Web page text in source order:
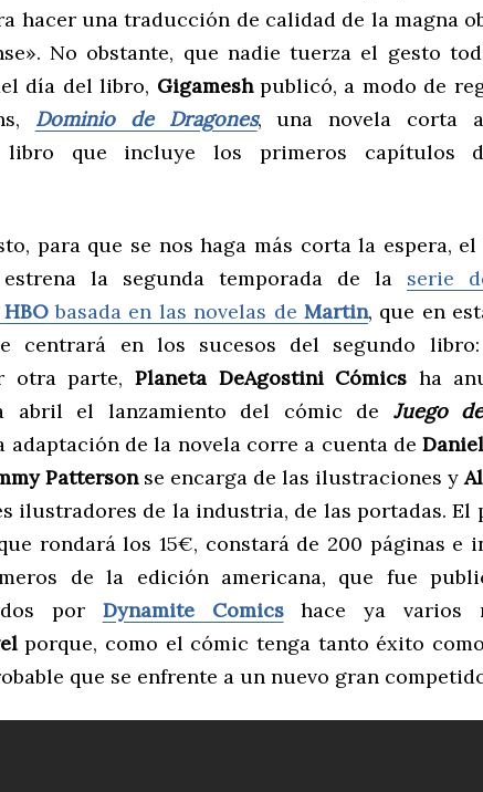
hacer una traducción de calidad de la magna
No obstante, que nadie tuerza el gesto
día del libro, Gigamesh publicó, a modo de
Dominio de Dragones, una novela corta
libro que incluye los primeros capítulos
para que se nos haga más corta la espera, el
la segunda temporada de la serie
HBObasada en las novelas de Martin, que en
centrará en los sucesos del segundo libro:
otra parte, Planeta DeAgostini Cómics ha
abril el lanzamiento del cómic de Juego
adaptación de la novela corre a cuenta de
Pattersonse encarga de las ilustraciones y
ilustradores de la industria, de las portadas. El
rondará los 15€, constará de 200 páginas e
de la edición americana, que fue
por
Dynamite Comicshace ya varios
porque, como el cómic tenga tanto éxito
que se enfrente a un nuevo gran